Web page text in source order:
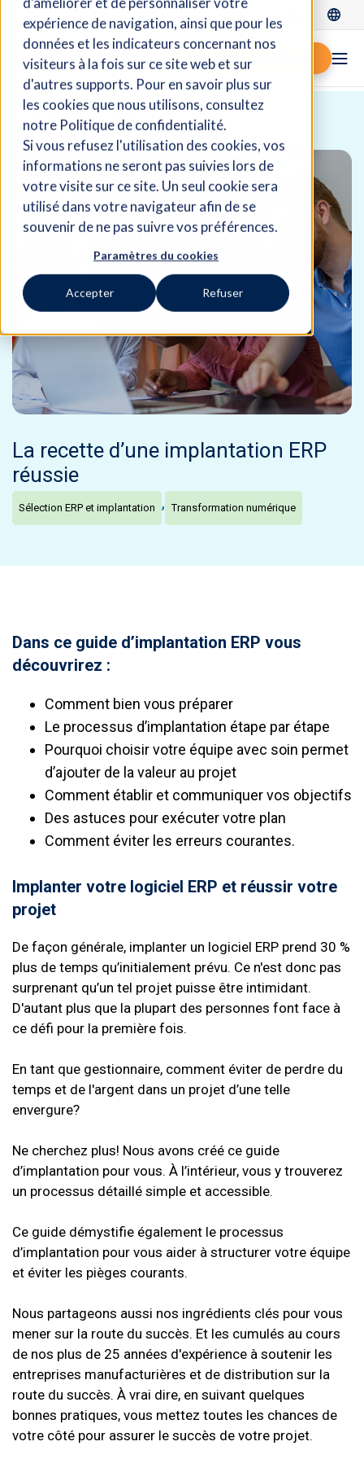
expérience de navigation, ainsi que pour les
données et les indicateurs concernant nos
visiteurs à la fois sur ce site web et sur
d'autres supports. Pour en savoir plus sur
les cookies que nous utilisons, consultez
notre Politique de confidentialité.
Si vous refusez l'utilisation des cookies, vos
informations ne seront pas suivies lors de
votre visite sur ce site. Un seul cookie sera
utilisé dans votre navigateur afin de se
souvenir de ne pas suivre vos préférences.
Paramètres du cookies
Accepter Refuser
Se connecter
Demander une démo
Accueil Ressources Guides
La recette d’une implantation ERP
réussie
Sélection ERP et implantation , Transformation numérique
Dans ce guide d’implantation ERP vous
découvrirez :
Comment bien vous préparer
Le processus d’implantation étape par étape
Pourquoi choisir votre équipe avec soin permet
d’ajouter de la valeur au projet
Comment établir et communiquer vos objectifs
Des astuces pour exécuter votre plan
Comment éviter les erreurs courantes.
Implanter votre logiciel ERP et réussir votre
projet
De façon générale, implanter un logiciel ERP prend 30 %
plus de temps qu’initialement prévu. Ce n'est donc pas
surprenant qu’un tel projet puisse être intimidant.
D'autant plus que la plupart des personnes font face à
ce défi pour la première fois.
En tant que gestionnaire, comment éviter de perdre du
temps et de l'argent dans un projet d’une telle
envergure?
Ne cherchez plus! Nous avons créé ce guide
d’implantation pour vous. À l’intérieur, vous y trouverez
un processus détaillé simple et accessible.
Ce guide démystifie également le processus
d’implantation pour vous aider à structurer votre équipe
et éviter les pièges courants.
Nous partageons aussi nos ingrédients clés pour vous
mener sur la route du succès. Et les cumulés au cours
de nos plus de 25 années d'expérience à soutenir les
entreprises manufacturières et de distribution sur la
route du succès. À vrai dire, en suivant quelques
bonnes pratiques, vous mettez toutes les chances de
votre côté pour assurer le succès de votre projet.